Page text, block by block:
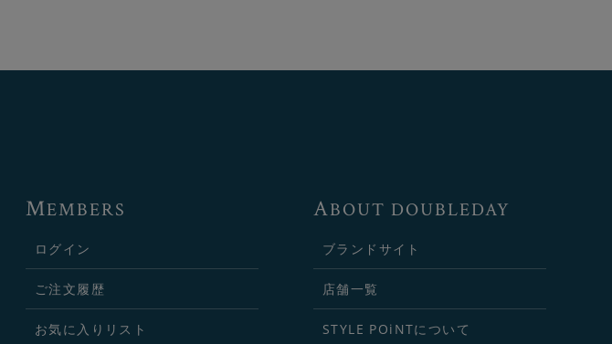
MEMBERS
ログイン
ご注文履歴
お気に入りリスト
ABOUT DOUBLEDAY
ブランドサイト
店舗一覧
STYLE POiNTについて